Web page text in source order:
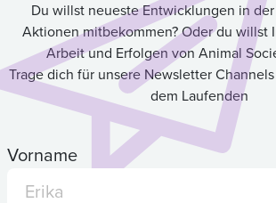
Du willst neueste Entwicklungen in
Aktionen mitbekommen? Oder du willst
Arbeit und Erfolgen von Animal
Trage dich für unsere Newsletter
dem Laufenden
Vorname